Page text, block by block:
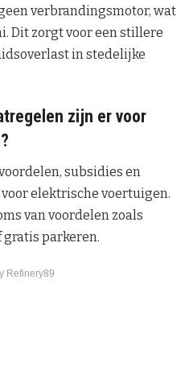
verbrandingsmotor, wat
Dit zorgt voor een stillere
in stedelijke
zijn er voor
subsidies en
elektrische voertuigen.
van voordelen zoals
parkeren.
Refinery89